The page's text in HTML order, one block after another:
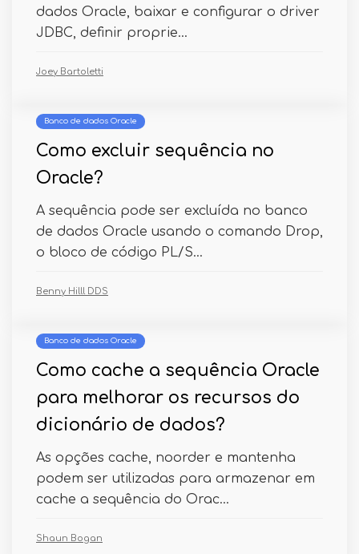
dados Oracle, baixar e configurar o driver
JDBC, definir proprie...
Joey Bartoletti
Banco de dados Oracle
Como excluir sequência no
Oracle?
A sequência pode ser excluída no banco
de dados Oracle usando o comando Drop,
o bloco de código PL/S...
Benny Hilll DDS
Banco de dados Oracle
Como cache a sequência Oracle
para melhorar os recursos do
dicionário de dados?
As opções cache, noorder e mantenha
podem ser utilizadas para armazenar em
cache a sequência do Orac...
Shaun Bogan